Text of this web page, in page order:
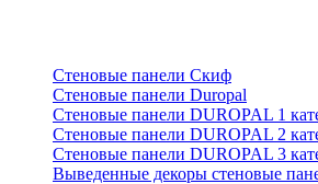
Стеновые панели Скиф
Стеновые панели Duropal
Стеновые панели DUROPAL 1
Стеновые панели DUROPAL 2
Стеновые панели DUROPAL 3
Выведенные декоры стеновые